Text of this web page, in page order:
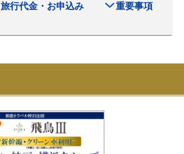
旅行代金・お申込み
重要事項